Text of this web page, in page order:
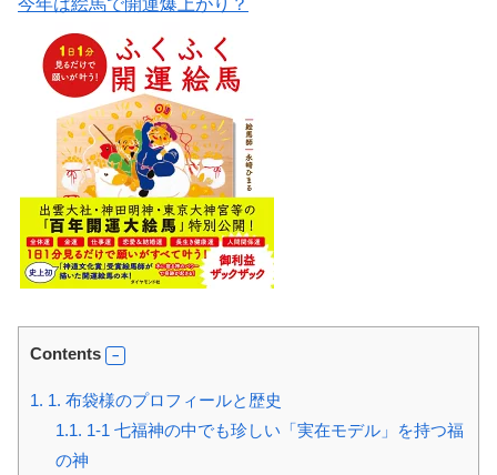
今年は絵馬で開運爆上がり？
Contents
1. 1. 布袋様のプロフィールと歴史
1.1. 1-1 七福神の中でも珍しい「実在モデル」を持つ福
の神